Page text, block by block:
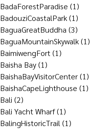
BadaForestParadise (1)
BadouziCoastalPark(1)
BaguaGreatBuddha (3)
BaguaMountainSkywalk(1)
BaimiwengFort(1)
Baisha Bay(1)
BaishaBayVisitorCenter(1)
BaishaCapeLighthouse (1)
Bali (2)
Bali Yacht Wharf(1)
BalingHistoricTrail (1)